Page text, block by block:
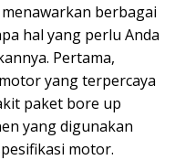
berbagai
hal yang perlu Anda
Pertama,
yang terpercaya
paket bore up
yang digunakan
motor.